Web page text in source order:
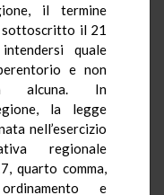
il termine
sottoscritto il 21
quale
e non
alcuna. In
la legge
nell’esercizio
regionale
quarto comma,
e